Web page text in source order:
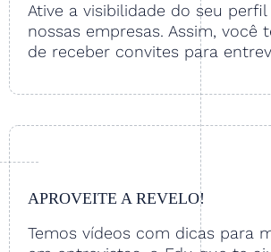
Ative a visibilidade do seu
nossas empresas. Assim, você
de receber convites para
APROVEITE A REVELO!
Temos vídeos com dicas para